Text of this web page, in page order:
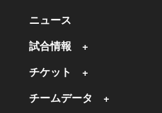
ニュース
試合情報
チケット
チームデータ